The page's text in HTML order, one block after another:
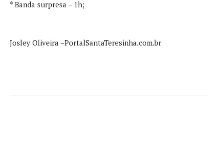
* Banda surpresa – 1h;
Josley Oliveira –PortalSantaTeresinha.com.br